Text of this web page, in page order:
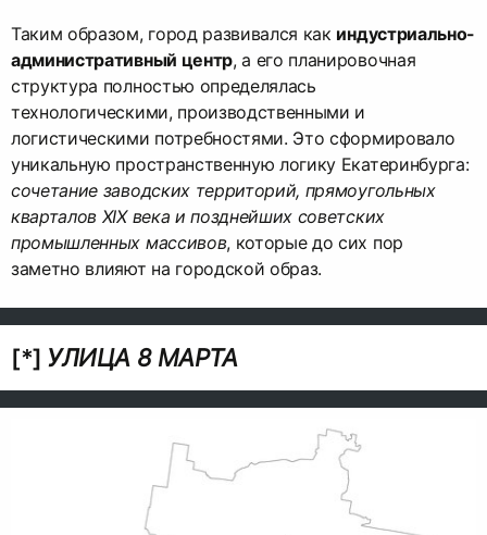
Таким образом, город развивался как индустриально-
административный центр, а его планировочная
структура полностью определялась
технологическими, производственными и
логистическими потребностями. Это сформировало
уникальную пространственную логику Екатеринбурга:
сочетание заводских территорий, прямоугольных
кварталов XIX века и позднейших советских
промышленных массивов, которые до сих пор
заметно влияют на городской образ.
[*] УЛИЦА 8 МАРТА